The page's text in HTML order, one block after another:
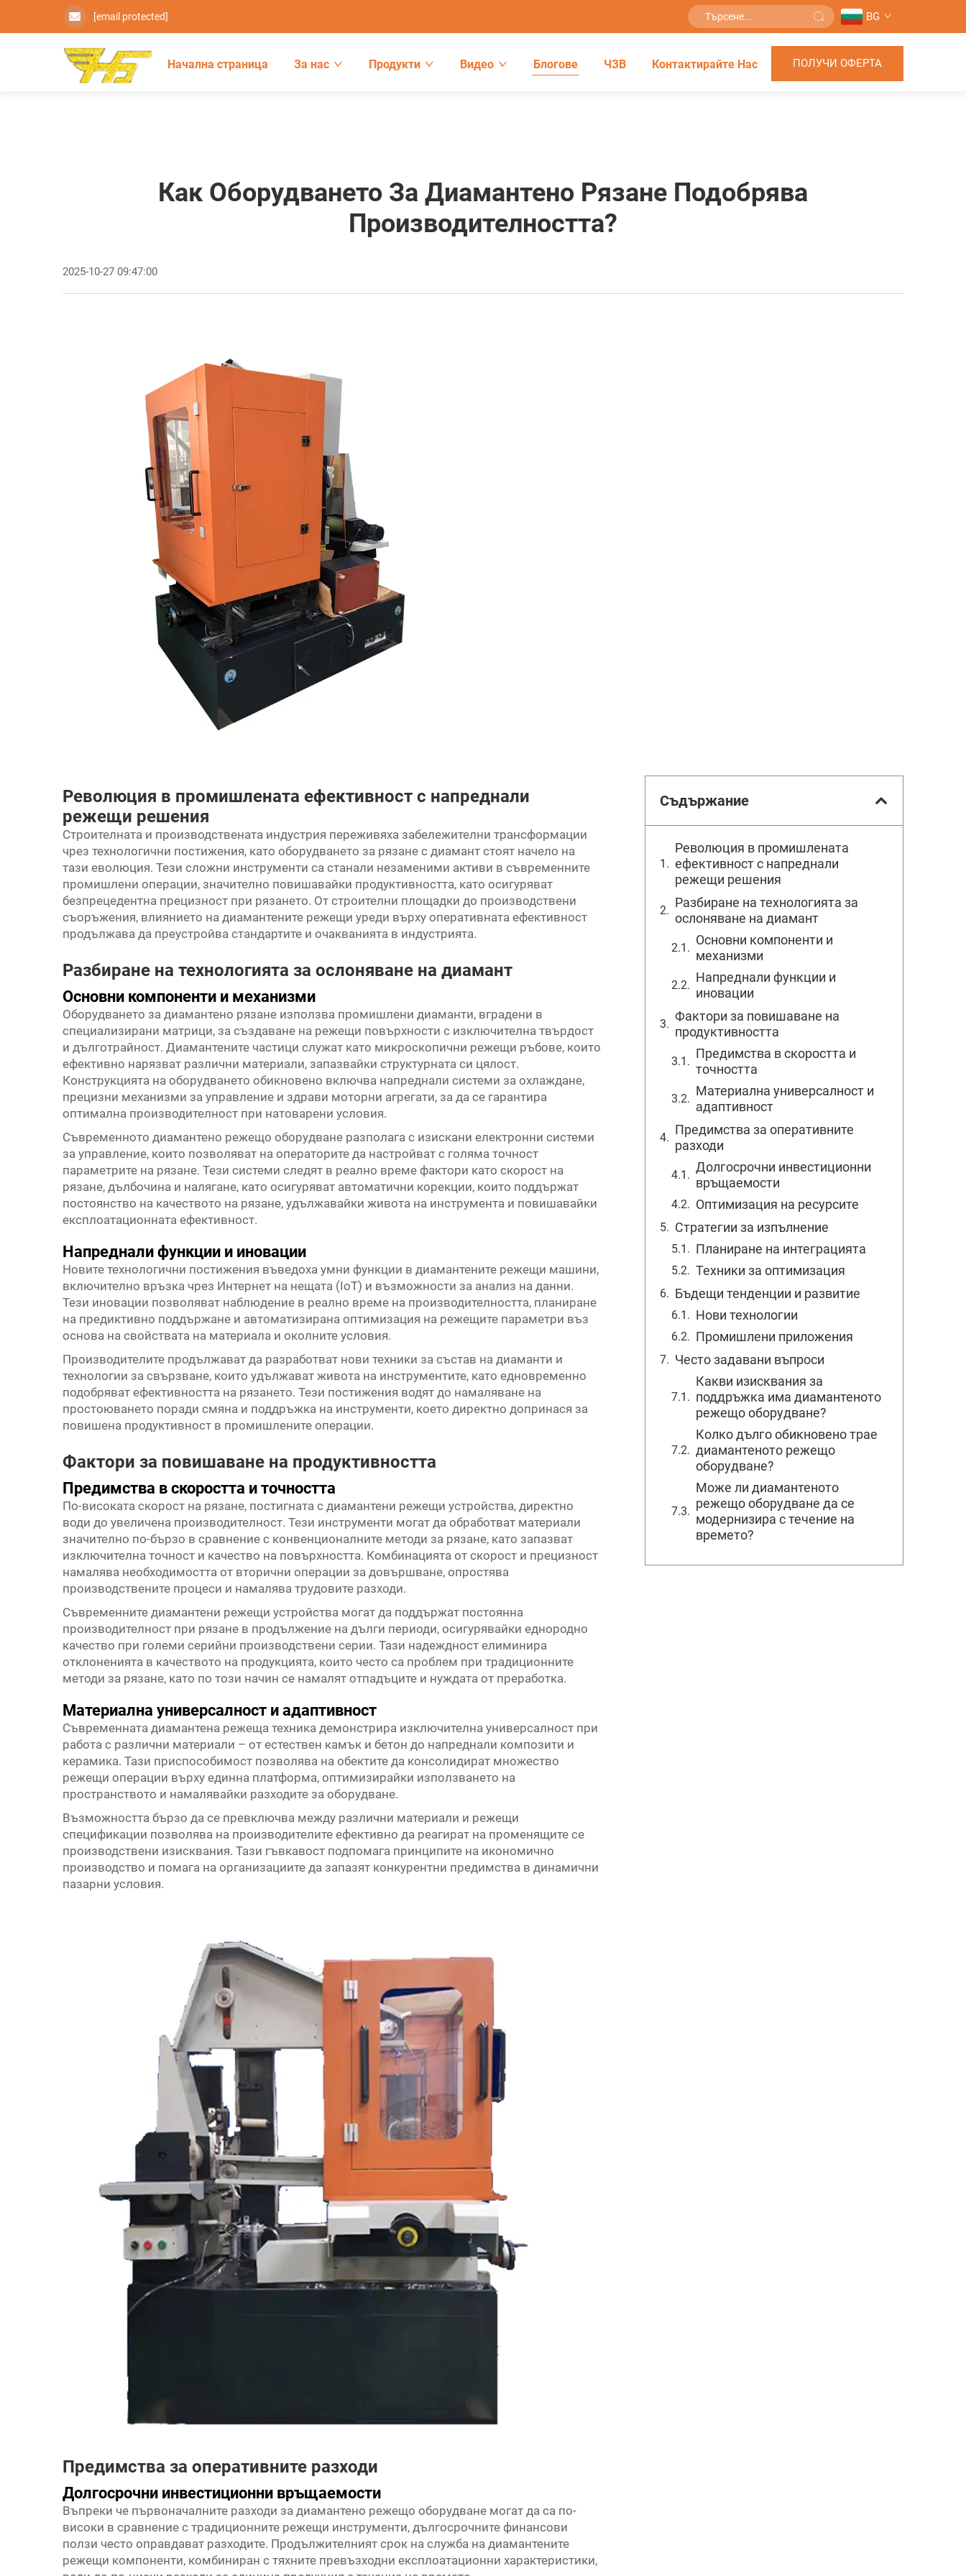
[email protected] BG
Начална страница За нас Продукти Видео Блогове ЧЗВ Контактирайте Нас ПОЛУЧИ ОФЕРТА
Как Оборудването За Диамантено Рязане Подобрява
Производителността?
2025-10-27 09:47:00
Революция в промишлената ефективност с напреднали
режещи решения
Строителната и производствената индустрия переживяха забележителни трансформации
чрез технологични постижения, като оборудването за рязане с диамант стоят начело на
тази еволюция. Тези сложни инструменти са станали незаменими активи в съвременните
промишлени операции, значително повишавайки продуктивността, като осигуряват
безпрецедентна прецизност при рязането. От строителни площадки до производствени
съоръжения, влиянието на диамантените режещи уреди върху оперативната ефективност
продължава да преустройва стандартите и очакванията в индустрията.
Разбиране на технологията за ослоняване на диамант
Основни компоненти и механизми
Оборудването за диамантено рязане използва промишлени диаманти, вградени в
специализирани матрици, за създаване на режещи повърхности с изключителна твърдост
и дълготрайност. Диамантените частици служат като микроскопични режещи ръбове, които
ефективно нарязват различни материали, запазвайки структурната си цялост.
Конструкцията на оборудването обикновено включва напреднали системи за охлаждане,
прецизни механизми за управление и здрави моторни агрегати, за да се гарантира
оптимална производителност при натоварени условия.
Съвременното диамантено режещо оборудване разполага с изискани електронни системи
за управление, които позволяват на операторите да настройват с голяма точност
параметрите на рязане. Тези системи следят в реално време фактори като скорост на
рязане, дълбочина и налягане, като осигуряват автоматични корекции, които поддържат
постоянство на качеството на рязане, удължавайки живота на инструмента и повишавайки
експлоатационната ефективност.
Напреднали функции и иновации
Новите технологични постижения въведоха умни функции в диамантените режещи машини,
включително връзка чрез Интернет на нещата (IoT) и възможности за анализ на данни.
Тези иновации позволяват наблюдение в реално време на производителността, планиране
на предиктивно поддържане и автоматизирана оптимизация на режещите параметри въз
основа на свойствата на материала и околните условия.
Производителите продължават да разработват нови техники за състав на диаманти и
технологии за свързване, които удължават живота на инструментите, като едновременно
подобряват ефективността на рязането. Тези постижения водят до намаляване на
простоюването поради смяна и поддръжка на инструменти, което директно допринася за
повишена продуктивност в промишлените операции.
Фактори за повишаване на продуктивността
Предимства в скоростта и точността
По-високата скорост на рязане, постигната с диамантени режещи устройства, директно
води до увеличена производителност. Тези инструменти могат да обработват материали
значително по-бързо в сравнение с конвенционалните методи за рязане, като запазват
изключителна точност и качество на повърхността. Комбинацията от скорост и прецизност
намалява необходимостта от вторични операции за довършване, опростява
производствените процеси и намалява трудовите разходи.
Съвременните диамантени режещи устройства могат да поддържат постоянна
производителност при рязане в продължение на дълги периоди, осигурявайки еднородно
качество при големи серийни производствени серии. Тази надеждност елиминира
отклоненията в качеството на продукцията, които често са проблем при традиционните
методи за рязане, като по този начин се намалят отпадъците и нуждата от преработка.
Материална универсалност и адаптивност
Съвременната диамантена режеща техника демонстрира изключителна универсалност при
работа с различни материали – от естествен камък и бетон до напреднали композити и
керамика. Тази приспособимост позволява на обектите да консолидират множество
режещи операции върху единна платформа, оптимизирайки използването на
пространството и намалявайки разходите за оборудване.
Възможността бързо да се превключва между различни материали и режещи
спецификации позволява на производителите ефективно да реагират на променящите се
производствени изисквания. Тази гъвкавост подпомага принципите на икономично
производство и помага на организациите да запазят конкурентни предимства в динамични
пазарни условия.
Предимства за оперативните разходи
Долгосрочни инвестиционни връщаемости
Въпреки че първоначалните разходи за диамантено режещо оборудване могат да са по-
високи в сравнение с традиционните режещи инструменти, дългосрочните финансови
ползи често оправдават разходите. Продължителният срок на служба на диамантените
режещи компоненти, комбиниран с тяхните превъзходни експлоатационни характеристики,
Съдържание
Революция в промишлената
ефективност с напреднали
режещи решения
Разбиране на технологията за
ослоняване на диамант
Основни компоненти и
механизми
Напреднали функции и
иновации
Фактори за повишаване на
продуктивността
Предимства в скоростта и
точността
Материална универсалност и
адаптивност
Предимства за оперативните
разходи
Долгосрочни инвестиционни
връщаемости
Оптимизация на ресурсите
Стратегии за изпълнение
Планиране на интеграцията
Техники за оптимизация
Бъдещи тенденции и развитие
Нови технологии
Промишлени приложения
Често задавани въпроси
Какви изисквания за
поддръжка има диамантеното
режещо оборудване?
Колко дълго обикновено трае
диамантеното режещо
оборудване?
Може ли диамантеното
режещо оборудване да се
модернизира с течение на
времето?